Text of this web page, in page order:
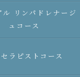
ル リンパドレナージ
ュコース
ラピストコース